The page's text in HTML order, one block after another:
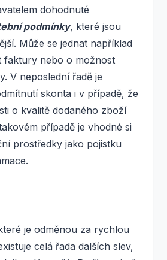
dohodnuté
podmínky, které jsou
Může se jednat například
faktury nebo o možnost
V neposlední řadě je
skonta i v případě, že
o kvalitě dodaného zboží
případě je vhodné si
prostředky jako pojistku
je odměnou za rychlou
celá řada dalších slev,